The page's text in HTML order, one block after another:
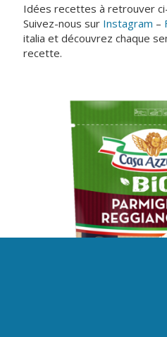
Idées recettes à retrouver
Suivez-nous sur Instagram –
italia et découvrez chaque
recette.